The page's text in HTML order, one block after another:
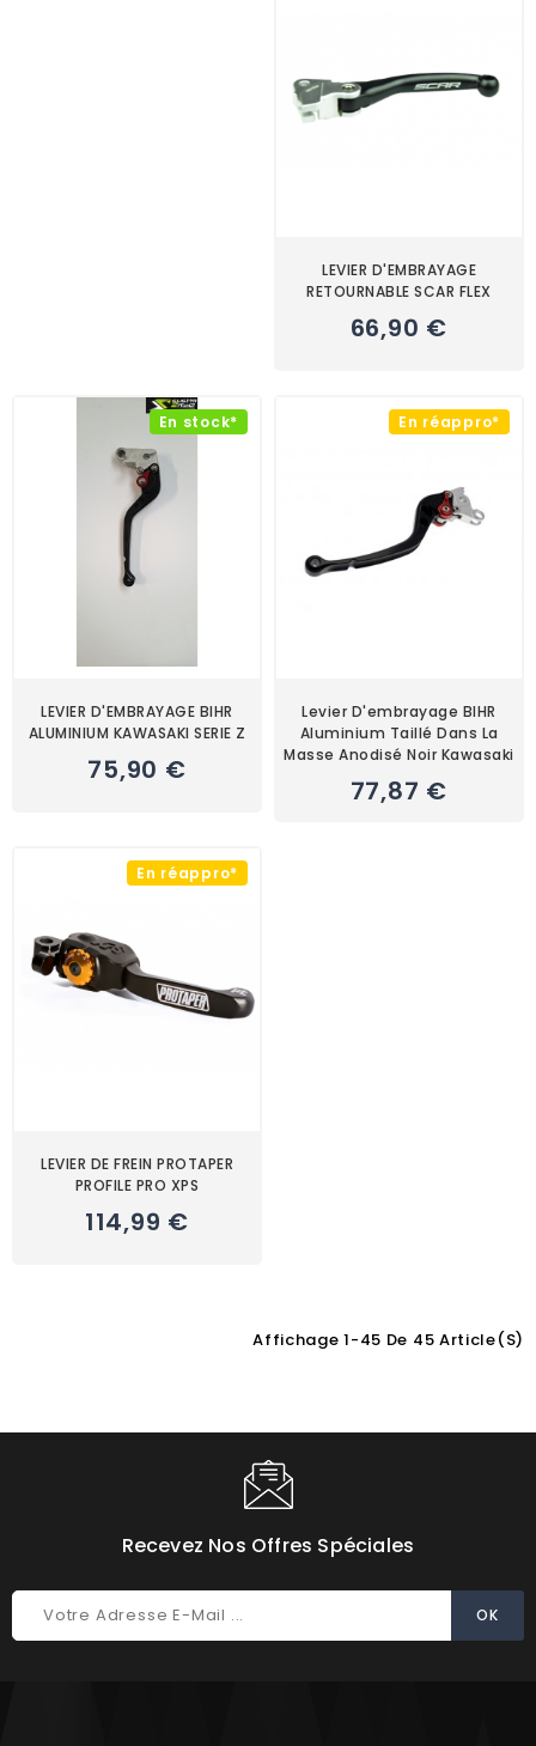
LEVIER D'EMBRAYAGE
RETOURNABLE SCAR FLEX
66,90 €
En stock*
LEVIER D'EMBRAYAGE BIHR
ALUMINIUM KAWASAKI SERIE Z
75,90 €
En réappro*
Levier D'embrayage BIHR
Aluminium Taillé Dans La
Masse Anodisé Noir Kawasaki
77,87 €
En réappro*
LEVIER DE FREIN PROTAPER
PROFILE PRO XPS
114,99 €
Affichage 1-45 De 45 Article(s)
Recevez Nos Offres Spéciales